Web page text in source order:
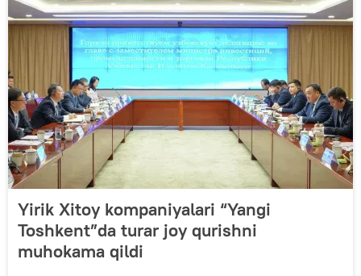
Yirik Xitoy kompaniyalari “Yangi
Toshkent”da turar joy qurishni
muhokama qildi